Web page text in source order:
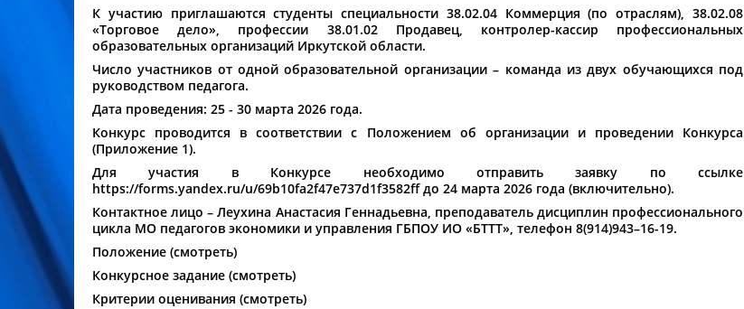
К участию приглашаются студенты специальности 38.02.04 Коммерция (по отраслям), 38.02.08
«Торговое дело», профессии 38.01.02 Продавец, контролер-кассир профессиональных
образовательных организаций Иркутской области.
Число участников от одной образовательной организации – команда из двух обучающихся под
руководством педагога.
Дата проведения: 25 - 30 марта 2026 года.
Конкурс проводится в соответствии с Положением об организации и проведении Конкурса
(Приложение 1).
Для участия в Конкурсе необходимо отправить заявку по ссылке
https://forms.yandex.ru/u/69b10fa2f47e737d1f3582ffдо 24 марта 2026 года (включительно).
Контактное лицо – Леухина Анастасия Геннадьевна, преподаватель дисциплин профессионального
цикла МО педагогов экономики и управления ГБПОУ ИО «БТТТ», телефон 8(914)943–16-19.
Положение (смотреть)
Конкурсное задание (смотреть)
Критерии оценивания (смотреть)